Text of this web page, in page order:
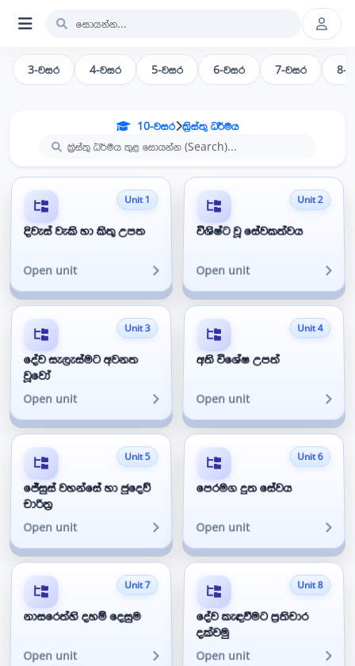
3-වසර 4-වසර 5-වසර 6-වසර 7-වසර 8-
10-වසර ක්‍රිස්තු ධර්මය
Unit 1
දිවැස් වැකි හා කිතු උපත
Open unit
Unit 2
විශිෂ්ට වූ සේවකත්වය
Open unit
Unit 3
දේව සැලැස්මට අවනත
වූවෝ
Open unit
Unit 4
අති විශේෂ උපත්
Open unit
Unit 5
ජේසුස් වහන්සේ හා ජුදෙව්
චාරිත්‍ර
Open unit
Unit 6
පෙරමග දුත සේවය
Open unit
Unit 7
නාසරෙත්හි දහම් දෙසුම
Open unit
Unit 8
දේව කැඳවීමට ප්‍රතිචාර
දක්වමු
Open unit